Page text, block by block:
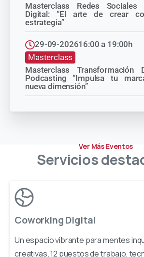
Masterclass Redes Sociales
Digital: “El arte de crear
estrategia”
29-09-202616:00 a 19:00h
Masterclass
Masterclass
Podcasting “Impulsa tu
nueva dimensión”
Ver Más Eventos
Servicios
Coworking Digital
Un espacio vibrante para mentes
creativas. 12 puestos de trabajo,